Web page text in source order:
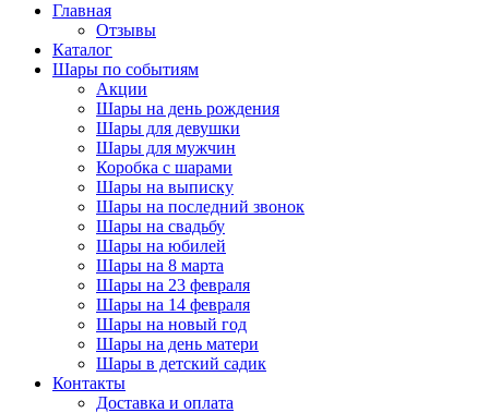
Главная
Отзывы
Каталог
Шары по событиям
Акции
Шары на день рождения
Шары для девушки
Шары для мужчин
Коробка с шарами
Шары на выписку
Шары на последний звонок
Шары на свадьбу
Шары на юбилей
Шары на 8 марта
Шары на 23 февраля
Шары на 14 февраля
Шары на новый год
Шары на день матери
Шары в детский садик
Контакты
Доставка и оплата